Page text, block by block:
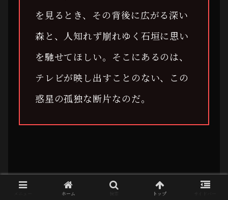
を見るとき、その背後に広がる深い
森と、人知れず崩れゆく石垣に思い
を馳せてほしい。そこにあるのは、
テレビが映し出すことのない、この
惑星の孤独な断片なのだ。
RECORD ID: ARCHIVE-YURIJIMA-338527
ホーム トップ